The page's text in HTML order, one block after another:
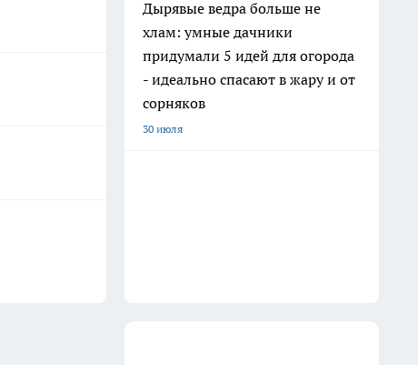
Дырявые ведра больше не
хлам: умные дачники
придумали 5 идей для огорода
- идеально спасают в жару и от
сорняков
30 июля